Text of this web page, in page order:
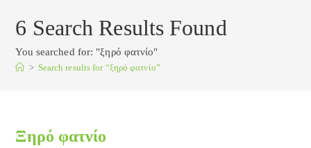
6 Search Results Found
You searched for: "ξηρό φατνίο"
> Search results for“ξηρό φατνίο”
Ξηρό φατνίο